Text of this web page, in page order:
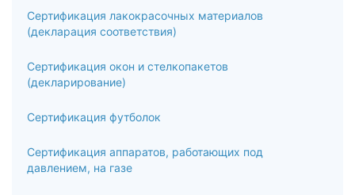
Сертификация лакокрасочных материалов
(декларация соответствия)
Сертификация окон и стелкопакетов
(декларирование)
Сертификация футболок
Сертификация аппаратов, работающих под
давлением, на газе